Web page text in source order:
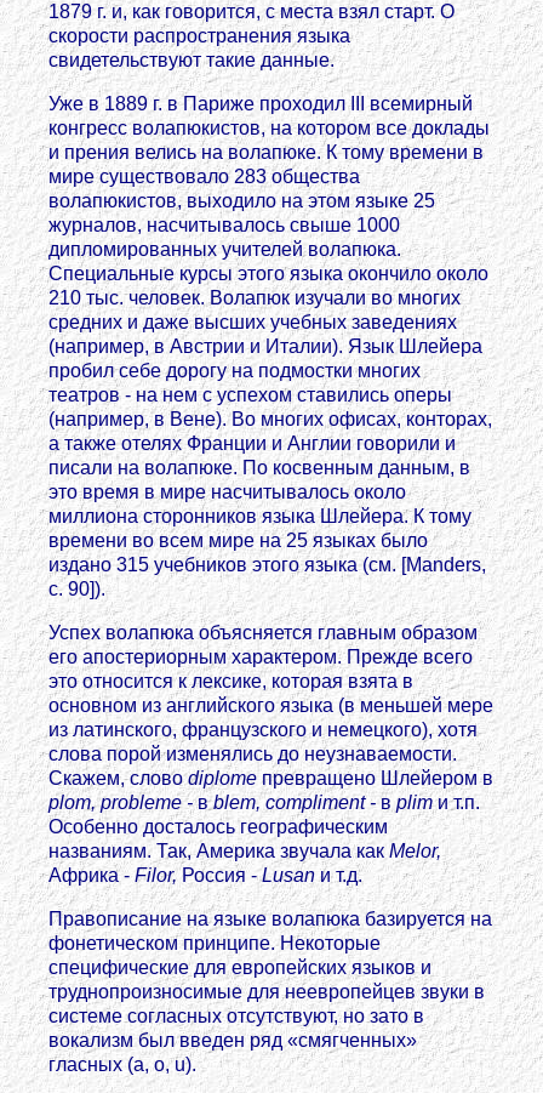
1879 г. и, как говорится, с места взял старт. О
скорости распространения языка
свидетельствуют такие данные.
Уже в 1889 г. в Париже проходил III всемирный
конгресс волапюкистов, на котором все доклады
и прения велись на волапюке. К тому времени в
мире существовало 283 общества
волапюкистов, выходило на этом языке 25
журналов, насчитывалось свыше 1000
дипломированных учителей волапюка.
Специальные курсы этого языка окончило около
210 тыс. человек. Волапюк изучали во многих
средних и даже высших учебных заведениях
(например, в Австрии и Италии). Язык Шлейера
пробил себе дорогу на подмостки многих
театров - на нем с успехом ставились оперы
(например, в Вене). Во многих офисах, конторах,
а также отелях Франции и Англии говорили и
писали на волапюке. По косвенным данным, в
это время в мире насчитывалось около
миллиона сторонников языка Шлейера. К тому
времени во всем мире на 25 языках было
издано 315 учебников этого языка (см. [Manders,
с. 90]).
Успех волапюка объясняется главным образом
его апостериорным характером. Прежде всего
это относится к лексике, которая взята в
основном из английского языка (в меньшей мере
из латинского, французского и немецкого), хотя
слова порой изменялись до неузнаваемости.
Скажем, словоdiplomeпревращено Шлейером в
plom, probleme -вblет, compliment -в plimи т.п.
Особенно досталось географическим
названиям. Так, Америка звучала как Melor,
Африка - Filor,Россия -Lusan и т.д.
Правописание на языке волапюка базируется на
фонетическом принципе. Некоторые
специфические для европейских языков и
труднопроизносимые для неевропейцев звуки в
системе согласных отсутствуют, но зато в
вокализм был введен ряд «смягченных»
гласных (a, o, u).